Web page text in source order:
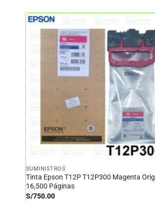
SUMINISTROS
Tinta Epson T12P T12P300 Magenta
16,500 Páginas
S/750.00